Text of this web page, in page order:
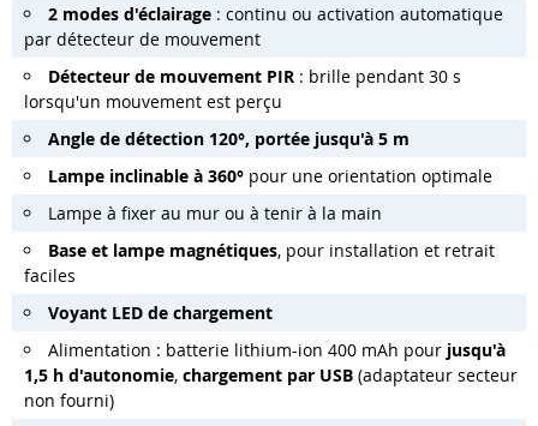
2 modes d'éclairage : continu ou activation automatique
par détecteur de mouvement
Détecteur de mouvement PIR : brille pendant 30 s
lorsqu'un mouvement est perçu
Angle de détection 120°, portée jusqu'à 5 m
Lampe inclinable à 360° pour une orientation optimale
Lampe à fixer au mur ou à tenir à la main
Base et lampe magnétiques, pour installation et retrait
faciles
Voyant LED de chargement
Alimentation : batterie lithium-ion 400 mAh pour jusqu'à
1,5 h d'autonomie, chargement par USB (adaptateur secteur
non fourni)